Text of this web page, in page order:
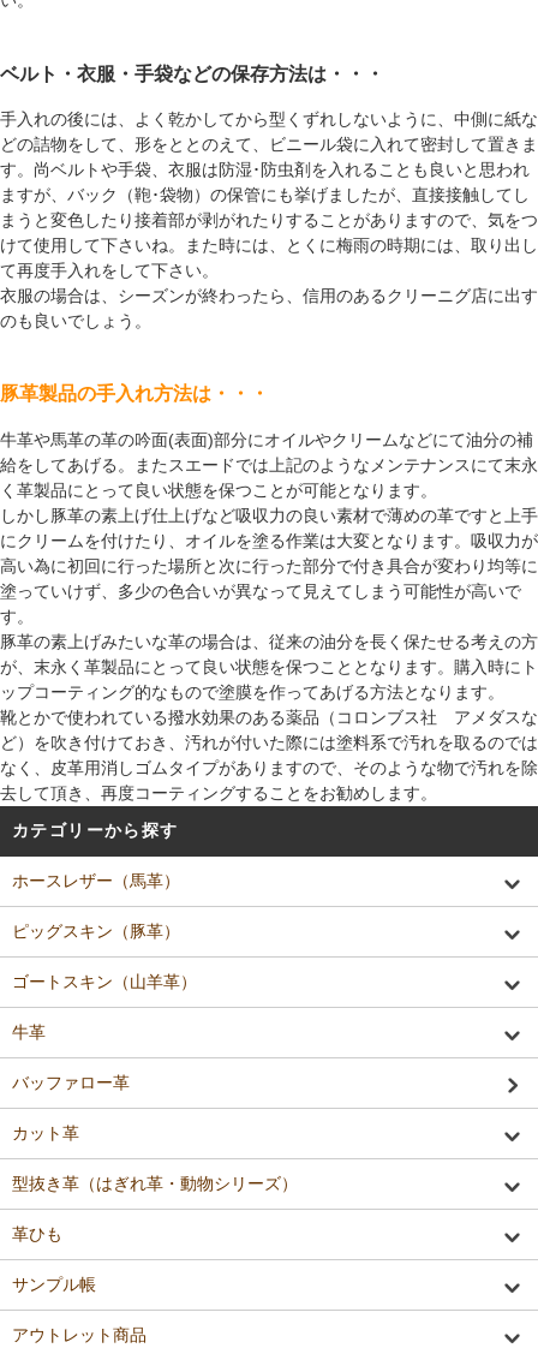
ベルト・衣服・手袋などの保存方法は・・・
手入れの後には、よく乾かしてから型くずれしないように、中側に紙な
どの詰物をして、形をととのえて、ビニール袋に入れて密封して置きま
す。尚ベルトや手袋、衣服は防湿･防虫剤を入れることも良いと思われ
ますが、バック（鞄･袋物）の保管にも挙げましたが、直接接触してし
まうと変色したり接着部が剥がれたりすることがありますので、気をつ
けて使用して下さいね。また時には、とくに梅雨の時期には、取り出し
て再度手入れをして下さい。
衣服の場合は、シーズンが終わったら、信用のあるクリーニグ店に出す
のも良いでしょう。
豚革製品の手入れ方法は・・・
牛革や馬革の革の吟面(表面)部分にオイルやクリームなどにて油分の補
給をしてあげる。またスエードでは上記のようなメンテナンスにて末永
く革製品にとって良い状態を保つことが可能となります。
しかし豚革の素上げ仕上げなど吸収力の良い素材で薄めの革ですと上手
にクリームを付けたり、オイルを塗る作業は大変となります。吸収力が
高い為に初回に行った場所と次に行った部分で付き具合が変わり均等に
塗っていけず、多少の色合いが異なって見えてしまう可能性が高いで
す。
豚革の素上げみたいな革の場合は、従来の油分を長く保たせる考えの方
が、末永く革製品にとって良い状態を保つこととなります。購入時にト
ップコーティング的なもので塗膜を作ってあげる方法となります。
靴とかで使われている撥水効果のある薬品（コロンブス社 アメダスな
ど）を吹き付けておき、汚れが付いた際には塗料系で汚れを取るのでは
なく、皮革用消しゴムタイプがありますので、そのような物で汚れを除
去して頂き、再度コーティングすることをお勧めします。
カテゴリーから探す
ホースレザー（馬革）
ピッグスキン（豚革）
ゴートスキン（山羊革）
牛革
バッファロー革
カット革
型抜き革（はぎれ革・動物シリーズ）
革ひも
サンプル帳
アウトレット商品